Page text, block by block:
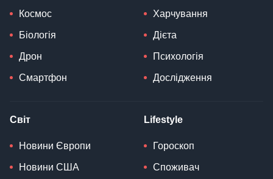
Космос
Біологія
Дрон
Смартфон
Харчування
Дієта
Психологія
Дослідження
Світ
Новини Європи
Новини США
Lifestyle
Гороскоп
Споживач